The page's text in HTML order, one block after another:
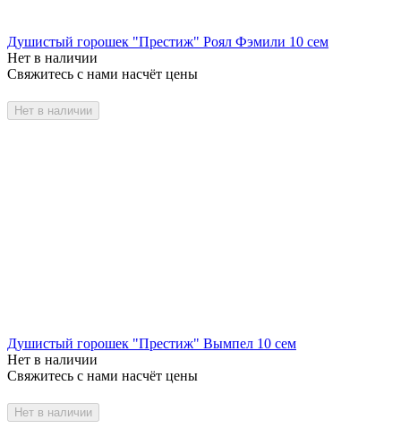
Душистый горошек "Престиж" Роял Фэмили 10 сем
Нет в наличии
Свяжитесь с нами насчёт цены
Нет в наличии
Душистый горошек "Престиж" Вымпел 10 сем
Нет в наличии
Свяжитесь с нами насчёт цены
Нет в наличии